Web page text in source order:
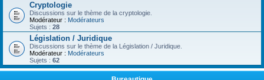
Cryptologie
Discussions sur le thème de la cryptologie.
Modérateur : Modérateurs
Sujets : 28
Législation / Juridique
Discussions sur le thème de la Législation / Juridique.
Modérateur : Modérateurs
Sujets : 62